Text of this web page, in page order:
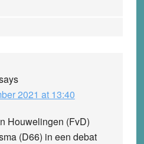
2021 at 13:40
Houwelingen (FvD)
(D66) in een debat